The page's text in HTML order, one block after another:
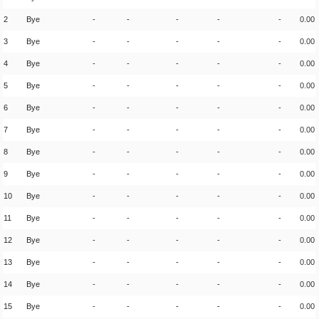
2 Bye - - - - - 0.00
3 Bye - - - - - 0.00
4 Bye - - - - - 0.00
5 Bye - - - - - 0.00
6 Bye - - - - - 0.00
7 Bye - - - - - 0.00
8 Bye - - - - - 0.00
9 Bye - - - - - 0.00
10 Bye - - - - - 0.00
11 Bye - - - - - 0.00
12 Bye - - - - - 0.00
13 Bye - - - - - 0.00
14 Bye - - - - - 0.00
15 Bye - - - - - 0.00